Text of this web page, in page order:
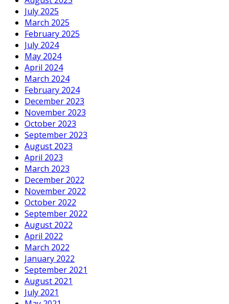
July 2025
March 2025
February 2025
July 2024
May 2024
April 2024
March 2024
February 2024
December 2023
November 2023
October 2023
September 2023
August 2023
April 2023
March 2023
December 2022
November 2022
October 2022
September 2022
August 2022
April 2022
March 2022
January 2022
September 2021
August 2021
July 2021